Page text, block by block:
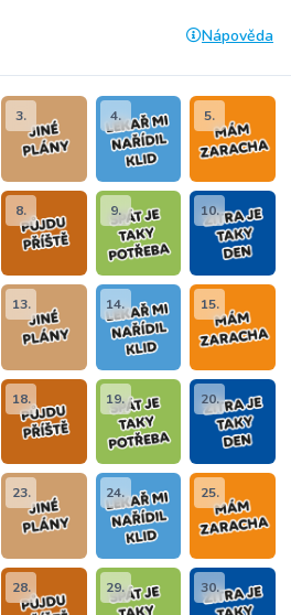
Nápověda
3. 4. 5.
8. 9. 10.
13. 14. 15.
18. 19. 20.
23. 24. 25.
28. 29. 30.